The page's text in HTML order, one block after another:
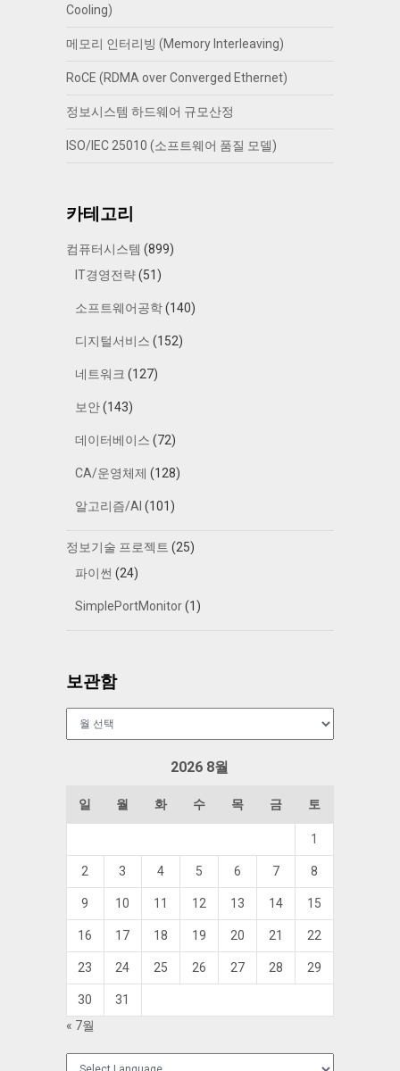
Cooling)
메모리 인터리빙 (Memory Interleaving)
RoCE (RDMA over Converged Ethernet)
정보시스템 하드웨어 규모산정
ISO/IEC 25010 (소프트웨어 품질 모델)
카테고리
컴퓨터시스템 (899)
IT경영전략(51)
소프트웨어공학(140)
디지털서비스 (152)
네트워크 (127)
보안(143)
데이터베이스 (72)
CA/운영체제 (128)
알고리즘/AI (101)
정보기술 프로젝트 (25)
파이썬 (24)
SimplePortMonitor(1)
보관함
2026 8월
일 월 화 수 목 금 토
1
2 3 4 5 6 7 8
9 10 11 12 13 14 15
16 17 18 19 20 21 22
23 24 25 26 27 28 29
30
31
« 7월